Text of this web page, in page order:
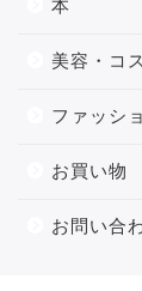
本
美容・コ
ファッシ
お買い物
お問い合